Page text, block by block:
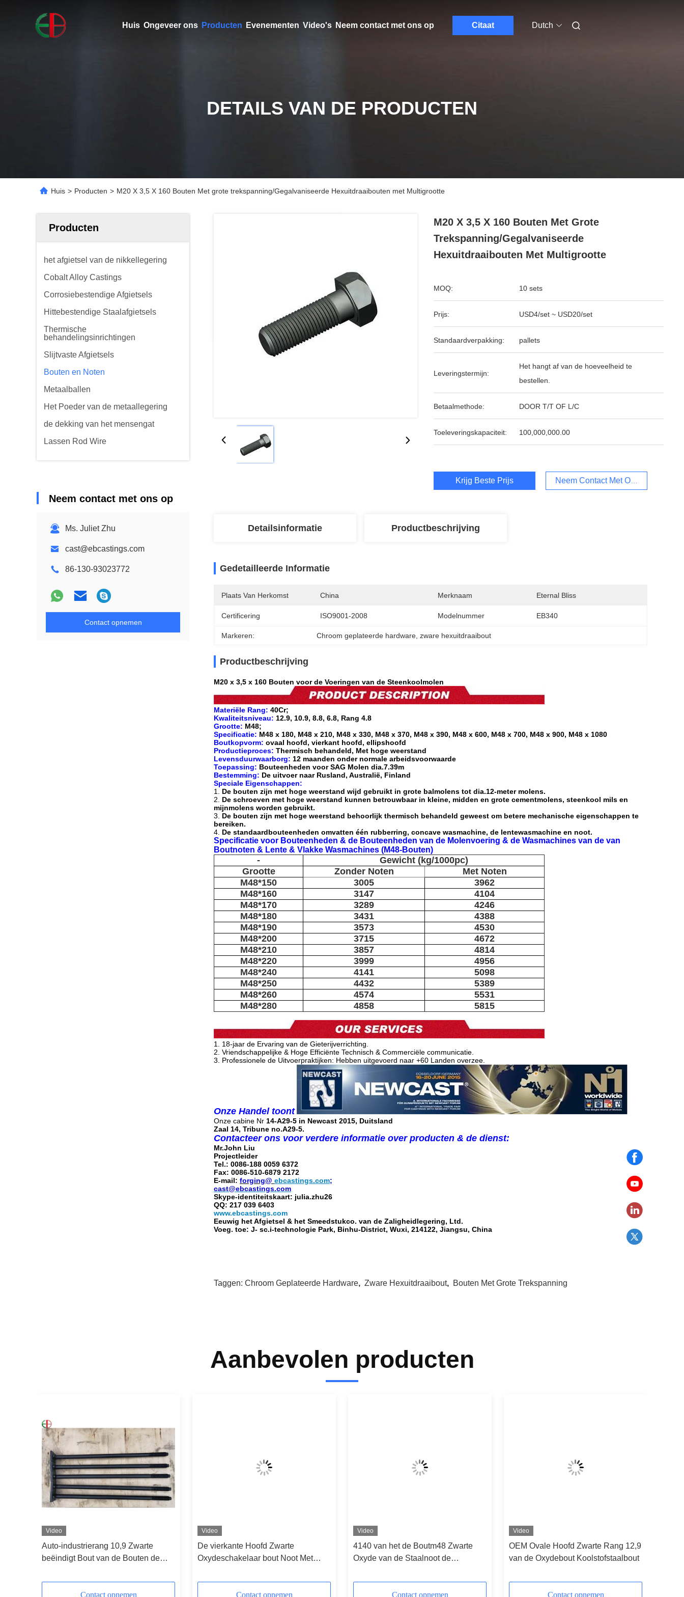
Huis Ongeveer ons Producten Evenementen Video's Neem contact met ons op Citaat Dutch
DETAILS VAN DE PRODUCTEN
Huis > Producten > M20 X 3,5 X 160 Bouten Met grote trekspanning/Gegalvaniseerde Hexuitdraaibouten met Multigrootte
Producten
het afgietsel van de nikkellegering
Cobalt Alloy Castings
Corrosiebestendige Afgietsels
Hittebestendige Staalafgietsels
Thermische
behandelingsinrichtingen
Slijtvaste Afgietsels
Bouten en Noten
Metaalballen
Het Poeder van de metaallegering
de dekking van het mensengat
Lassen Rod Wire
Neem contact met ons op
Ms. Juliet Zhu
cast@ebcastings.com
86-130-93023772
Contact opnemen
M20 X 3,5 X 160 Bouten Met Grote
Trekspanning/Gegalvaniseerde
Hexuitdraaibouten Met Multigrootte
MOQ: 10 sets
Prijs: USD4/set ~ USD20/set
Standaardverpakking: pallets
Leveringstermijn:
Het hangt af van de hoeveelheid te
bestellen.
Betaalmethode: DOOR T/T OF L/C
Toeleveringskapaciteit: 100,000,000.00
Krijg Beste Prijs Neem Contact Met Ons Op
Detailsinformatie Productbeschrijving
Gedetailleerde Informatie
Plaats Van Herkomst China Merknaam Eternal Bliss
Certificering ISO9001-2008 Modelnummer EB340
Markeren: Chroom geplateerde hardware , zware hexuitdraaibout
Productbeschrijving
M20 x 3,5 x 160 Bouten voor de Voeringen van de Steenkoolmolen
Materiële Rang: 40Cr;
Kwaliteitsniveau: 12.9, 10.9, 8.8, 6.8, Rang 4.8
Grootte: M48;
Specificatie: M48 x 180, M48 x 210, M48 x 330, M48 x 370, M48 x 390, M48 x 600, M48 x 700, M48 x 900, M48 x 1080
Boutkopvorm: ovaal hoofd, vierkant hoofd, ellipshoofd
Productieproces: Thermisch behandeld, Met hoge weerstand
Levensduurwaarborg: 12 maanden onder normale arbeidsvoorwaarde
Toepassing: Bouteenheden voor SAG Molen dia.7.39m
Bestemming: De uitvoer naar Rusland, Australië, Finland
Speciale Eigenschappen:
1. De bouten zijn met hoge weerstand wijd gebruikt in grote balmolens tot dia.12-meter molens.
2. De schroeven met hoge weerstand kunnen betrouwbaar in kleine, midden en grote cementmolens, steenkool mils en
mijnmolens worden gebruikt.
3. De bouten zijn met hoge weerstand behoorlijk thermisch behandeld geweest om betere mechanische eigenschappen te
bereiken.
4. De standaardbouteenheden omvatten één rubberring, concave wasmachine, de lentewasmachine en noot.
Specificatie voor Bouteenheden & de Bouteenheden van de Molenvoering & de Wasmachines van de van
Boutnoten & Lente & Vlakke Wasmachines (M48-Bouten)
-
Gewicht (kg/1000pc)
Grootte
Zonder Noten
Met Noten
M48*150
3005
3962
M48*160
3147
4104
M48*170
3289
4246
M48*180
3431
4388
M48*190
3573
4530
M48*200
3715
4672
M48*210
3857
4814
M48*220
3999
4956
M48*240
4141
5098
M48*250
4432
5389
M48*260
4574
5531
M48*280
4858 5815
1. 18-jaar de Ervaring van de Gieterijverrichting.
2. Vriendschappelijke & Hoge Efficiënte Technisch & Commerciële communicatie.
3. Professionele de Uitvoerpraktijken: Hebben uitgevoerd naar +60 Landen overzee.
Onze Handel toont
Onze cabine Nr 14-A29-5 in Newcast 2015, Duitsland
Zaal 14, Tribune no.A29-5.
Contacteer ons voor verdere informatie over producten & de dienst:
Mr.John Liu
Projectleider
Tel.: 0086-188 0059 6372
Fax: 0086-510-6879 2172
E-mail: forging@ ebcastings.com;
cast@ebcastings.com
Skype-identiteitskaart: julia.zhu26
QQ: 217 039 6403
www.ebcastings.com
Eeuwig het Afgietsel & het Smeedstukco. van de Zaligheidlegering, Ltd.
Voeg. toe: J- sc.i-technologie Park, Binhu-District, Wuxi, 214122, Jiangsu, China
Taggen: Chroom Geplateerde Hardware, Zware Hexuitdraaibout, Bouten Met Grote Trekspanning
Aanbevolen producten
Video
Auto-industrierang 10,9 Zwarte
beëindigt Bout van de Bouten de
Contact opnemen
Video
De vierkante Hoofd Zwarte
Oxydeschakelaar bout Noot Met
Contact opnemen
Video
4140 van het de Boutm48 Zwarte
Oxyde van de Staalnoot de
trekspanning
Contact opnemen
Video
OEM Ovale Hoofd Zwarte Rang 12,9
van de Oxydebout Koolstofstaalbout
Contact opnemen